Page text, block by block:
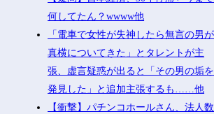
何してたん？wwww他
「電車で女性が失神したら無言の男が
真横についてきた」とタレントが主
張、虚言疑惑が出ると「その男の垢を
発見した」と追加主張するも……他
【衝撃】パチンコホールさん、法人数